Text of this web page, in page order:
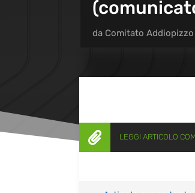
da Comitato Addiopizzo
 LEGGI ARTICOLO